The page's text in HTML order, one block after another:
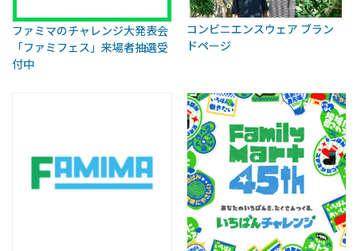
ファミマのチャレンジ大発表会
「ファミフェス」来場者抽選受
付中
コンビニエンスウェア ブラン
ドページ